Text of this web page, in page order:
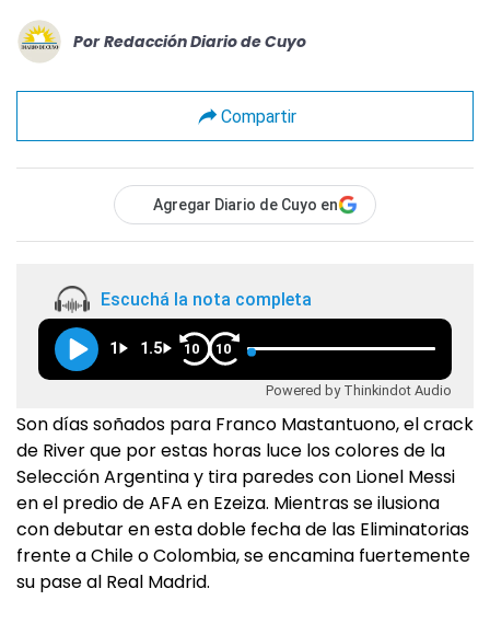
Por Redacción Diario de Cuyo
Compartir
Agregar Diario de Cuyo en
Escuchá la nota completa
1 1.5 10 10
Powered by Thinkindot Audio
Son días soñados para Franco Mastantuono, el crack
de River que por estas horas luce los colores de la
Selección Argentina y tira paredes con Lionel Messi
en el predio de AFA en Ezeiza. Mientras se ilusiona
con debutar en esta doble fecha de las Eliminatorias
frente a Chile o Colombia, se encamina fuertemente
su pase al Real Madrid.